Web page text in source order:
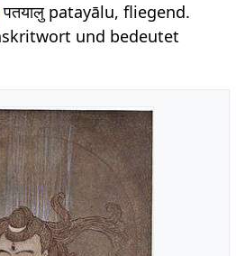
पतयालु patayālu, fliegend.
und bedeutet